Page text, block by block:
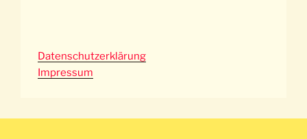
Datenschutzerklärung
Impressum